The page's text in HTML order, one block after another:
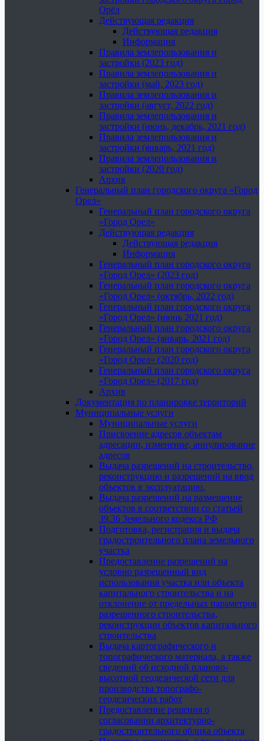
Орёл
Действующая редакция
Действующая редакция
Информация
Правила землепользования и
застройки (2023 год)
Правила землепользования и
застройки (май, 2023 год)
Правила землепользования и
застройки (август, 2022 год)
Правила землепользования и
застройки (июнь, декабрь, 2021 год)
Правила землепользования и
застройки (январь, 2021 год)
Правила землепользования и
застройки (2020 год)
Архив
Генеральный план городского округа «Город
Орел»
Генеральный план городского округа
«Город Орел»
Действующая редакция
Действующая редакция
Информация
Генеральный план городского округа
«Город Орел» (2023 год)
Генеральный план городского округа
«Город Орел» (октябрь, 2022 год)
Генеральный план городского округа
«Город Орел» (июнь 2021 год)
Генеральный план городского округа
«Город Орел» (январь, 2021 год)
Генеральный план городского округа
«Город Орел» (2020 год)
Генеральный план городского округа
«Город Орел» (2017 год)
Архив
Документация по планировке территорий
Муниципальные услуги
Муниципальные услуги
Присвоение адресов объектам
адресации, изменение, аннулирование
адресов
Выдача разрешений на строительство,
реконструкцию и разрешений на ввод
объектов в эксплуатацию.
Выдача разрешений на размещение
объектов в соответствии со статьей
39.36 Земельного кодекса РФ
Подготовка, регистрация и выдача
градостроительного плана земельного
участка
Предоставление разрешений на
условно разрешенный вид
использования участка или объекта
капитального строительства и на
отклонение от предельных параметров
разрешенного строительства,
реконструкции объектов капитального
строительства
Выдача картографического и
топографического материала, а также
сведений об исходной планово-
высотной геодезической сети для
производства топографо-
геодезических работ
Предоставление решения о
согласовании архитектурно-
градостроительного облика объекта